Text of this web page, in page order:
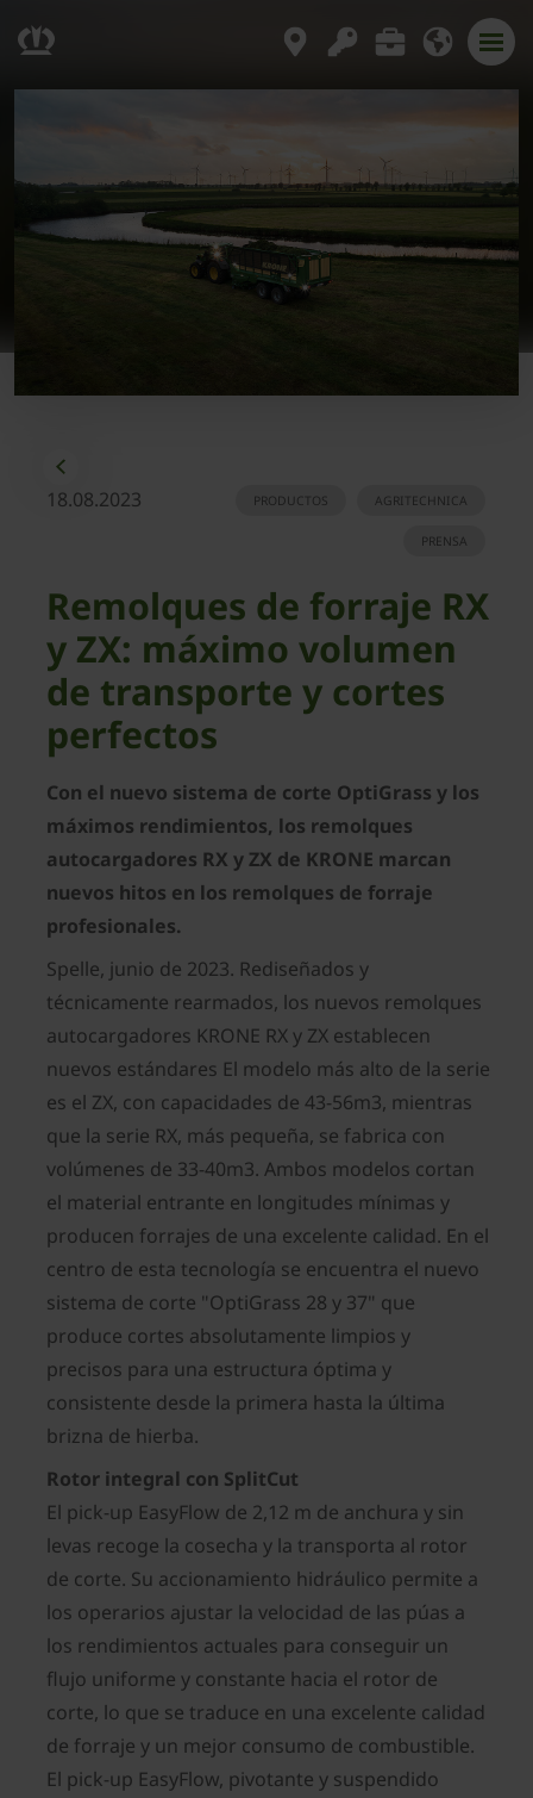
18.08.2023 AGRITECHNICA
PRODUCTOS
PRENSA
Remolques de forraje RX
y ZX: máximo volumen
de transporte y cortes
perfectos
Con el nuevo sistema de corte OptiGrass y los
máximos rendimientos, los remolques
autocargadores RX y ZX de KRONE marcan
nuevos hitos en los remolques de forraje
profesionales.
Spelle, junio de 2023. Rediseñados y
técnicamente rearmados, los nuevos remolques
autocargadores KRONE RX y ZX establecen
nuevos estándares El modelo más alto de la serie
es el ZX, con capacidades de 43-56m3, mientras
que la serie RX, más pequeña, se fabrica con
volúmenes de 33-40m3. Ambos modelos cortan
el material entrante en longitudes mínimas y
producen forrajes de una excelente calidad. En el
centro de esta tecnología se encuentra el nuevo
sistema de corte "OptiGrass 28 y 37" que
produce cortes absolutamente limpios y
precisos para una estructura óptima y
consistente desde la primera hasta la última
brizna de hierba.
Rotor integral con SplitCut
El pick-up EasyFlow de 2,12 m de anchura y sin
levas recoge la cosecha y la transporta al rotor
de corte. Su accionamiento hidráulico permite a
los operarios ajustar la velocidad de las púas a
los rendimientos actuales para conseguir un
flujo uniforme y constante hacia el rotor de
corte, lo que se traduce en una excelente calidad
de forraje y un mejor consumo de combustible.
El pick-up EasyFlow, pivotante y suspendido